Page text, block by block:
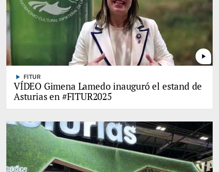
play_arrow
play_arrow FITUR
VÍDEO Gimena Lamedo inauguró el estand de
Asturias en #FITUR2025